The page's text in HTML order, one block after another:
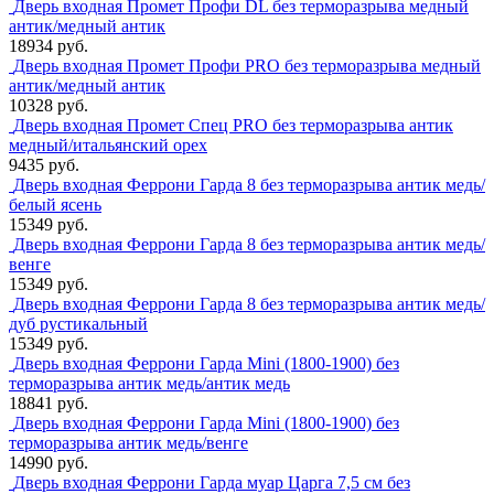
Дверь входная Промет Профи DL без терморазрыва медный
антик/медный антик
18934 руб.
Дверь входная Промет Профи PRO без терморазрыва медный
антик/медный антик
10328 руб.
Дверь входная Промет Спец PRO без терморазрыва антик
медный/итальянский орех
9435 руб.
Дверь входная Феррони Гарда 8 без терморазрыва антик медь/
белый ясень
15349 руб.
Дверь входная Феррони Гарда 8 без терморазрыва антик медь/
венге
15349 руб.
Дверь входная Феррони Гарда 8 без терморазрыва антик медь/
дуб рустикальный
15349 руб.
Дверь входная Феррони Гарда Mini (1800-1900) без
терморазрыва антик медь/антик медь
18841 руб.
Дверь входная Феррони Гарда Mini (1800-1900) без
терморазрыва антик медь/венге
14990 руб.
Дверь входная Феррони Гарда муар Царга 7,5 см без